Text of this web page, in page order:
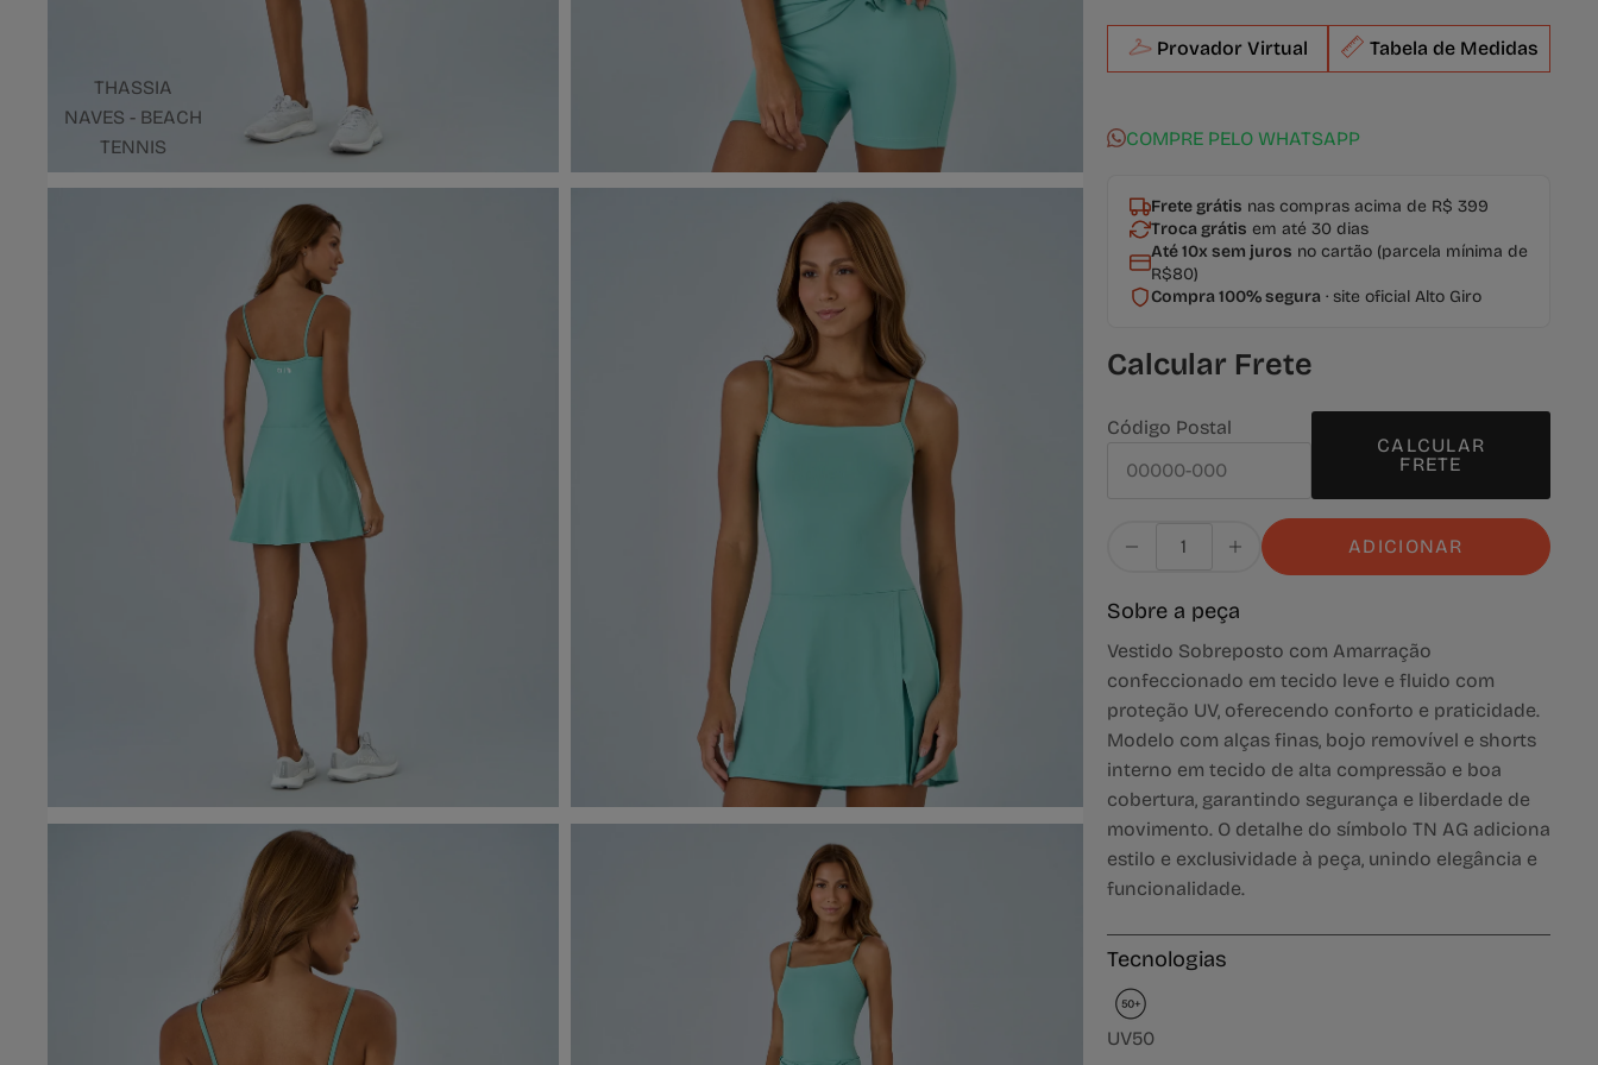
THASSIA
NAVES - BEACH
TENNIS
Provador Virtual Tabela de Medidas
COMPRE PELO WHATSAPP
Frete grátis nas compras acima de R$ 399
Troca grátis em até 30 dias
Até 10x sem juros no cartão (parcela mínima de
R$80)
Compra 100% segura· site oficial Alto Giro
Calcular Frete
Calcular os custos de envio
Código Postal
CALCULAR
FRETE
ADICIONAR
Sobre a peça
Vestido Sobreposto com Amarração
confeccionado em tecido leve e fluido com
proteção UV, oferecendo conforto e praticidade.
Modelo com alças finas, bojo removível e shorts
interno em tecido de alta compressão e boa
cobertura, garantindo segurança e liberdade de
movimento. O detalhe do símbolo TN AG adiciona
estilo e exclusividade à peça, unindo elegância e
funcionalidade.
Tecnologias
UV50